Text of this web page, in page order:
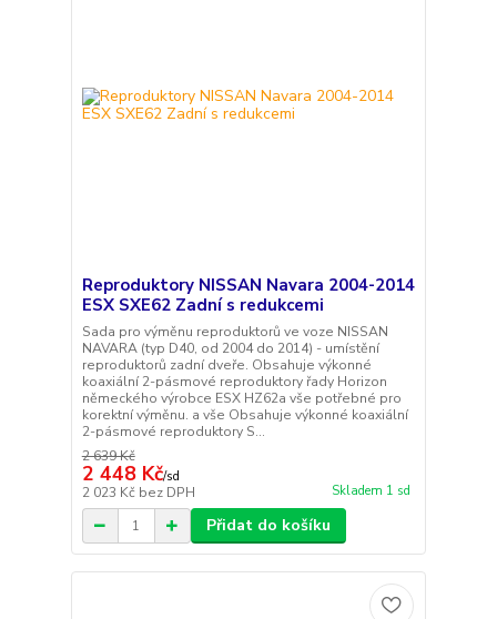
Reproduktory NISSAN Navara 2004-2014
ESX SXE62 Zadní s redukcemi
Sada pro výměnu reproduktorů ve voze NISSAN
NAVARA (typ D40, od 2004 do 2014) - umístění
reproduktorů zadní dveře. Obsahuje výkonné
koaxiální 2-pásmové reproduktory řady Horizon
německého výrobce ESX HZ62a vše potřebné pro
korektní výměnu. a vše Obsahuje výkonné koaxiální
2-pásmové reproduktory S...
2 639 Kč
2 448 Kč/sd
2 023 Kč bez DPH Skladem 1 sd
Přidat do košíku